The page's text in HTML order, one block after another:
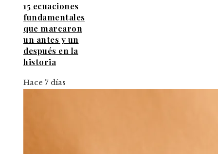
15 ecuaciones
fundamentales
que marcaron
un antes y un
después en la
historia
Hace 7 días